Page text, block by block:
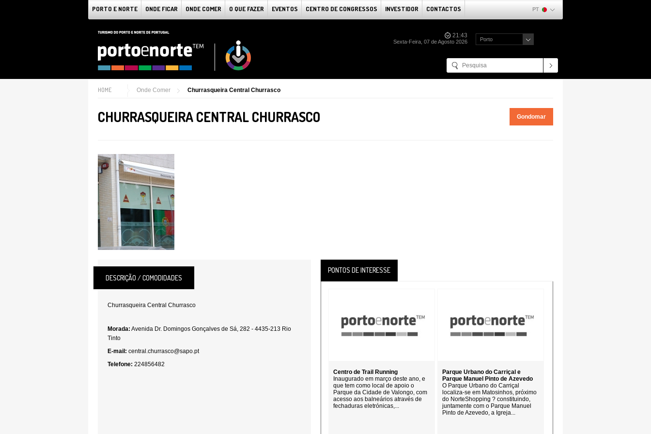
PORTO E NORTE ONDE FICAR ONDE COMER O QUE FAZER EVENTOS CENTRO DE CONGRESSOS INVESTIDOR CONTACTOS PT
21:43
Sexta-Feira, 07 de Agosto 2026 Porto
HOME Onde Comer Churrasqueira Central Churrasco
CHURRASQUEIRA CENTRAL CHURRASCO Gondomar
DESCRIÇÃO / COMODIDADES
Churrasqueira Central Churrasco
Morada: Avenida Dr. Domingos Gonçalves de Sá, 282 - 4435-213 Rio
Tinto
E-mail: central.churrasco@sapo.pt
Telefone: 224856482
PONTOS DE INTERESSE
Centro de Trail Running
Inaugurado em março deste ano, e
que tem como local de apoio o
Parque da Cidade de Valongo, com
acesso aos balneários através de
fechaduras eletrónicas,...
Parque Urbano do Carriçal e
Parque Manuel Pinto de Azevedo
O Parque Urbano do Carriçal
localiza-se em Matosinhos, próximo
do NorteShopping ? constituindo,
juntamente com o Parque Manuel
Pinto de Azevedo, a Igreja...